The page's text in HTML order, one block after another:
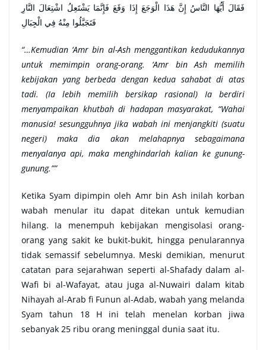
فَقَالَ أَيُّهَا النَّاسُ إِنَّ هَذَا الْوَجَعَ إِذَا وَقَعَ فَإِنَّمَا يَشْتَعِلُ اشْتِعَالَ النَّارِ
فَتَجَبَّلُوا مِنْهُ فِي الْجِبَالِ
“…Kemudian ‘Amr bin al-Ash menggantikan kedudukannya
untuk memimpin orang-orang. ‘Amr bin Ash memilih
kebijakan yang berbeda dengan kedua sahabat di atas
tadi. (Ia lebih memilih bersikap rasional) Ia berdiri
menyampaikan khutbah di hadapan masyarakat, “Wahai
manusia! sesungguhnya jika wabah ini menjangkiti (suatu
negeri) maka dia akan melahapnya sebagaimana
menyalanya api, maka menghindarlah kalian ke gunung-
gunung.””
Ketika Syam dipimpin oleh Amr bin Ash inilah korban
wabah menular itu dapat ditekan untuk kemudian
hilang. Ia menempuh kebijakan mengisolasi orang-
orang yang sakit ke bukit-bukit, hingga penularannya
tidak semassif sebelumnya. Meski demikian, menurut
catatan para sejarahwan seperti al-Shafady dalam al-
Wafi bi al-Wafayat, atau juga al-Nuwairi dalam kitab
Nihayah al-Arab fi Funun al-Adab, wabah yang melanda
Syam tahun 18 H ini telah menelan korban jiwa
sebanyak 25 ribu orang meninggal dunia saat itu.